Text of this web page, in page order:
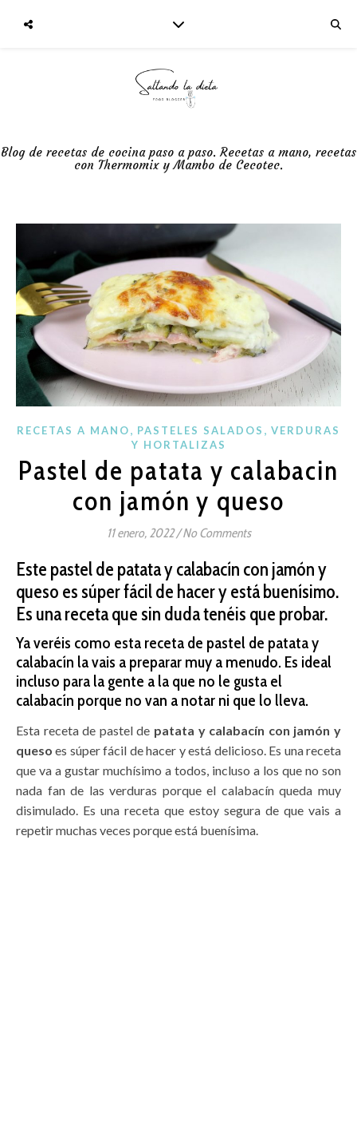
Blog de recetas de cocina paso a paso. Recetas a mano, recetas
con Thermomix y Mambo de Cecotec.
RECETAS A MANO, PASTELES SALADOS , VERDURAS
Y HORTALIZAS
Pastel de patata y calabacin
con jamón y queso
11 enero, 2022/No Comments
Este pastel de patata y calabacín con jamón y
queso es súper fácil de hacer y está buenísimo.
Es una receta que sin duda tenéis que probar.
Ya veréis como esta receta de pastel de patata y
calabacín la vais a preparar muy a menudo. Es ideal
incluso para la gente a la que no le gusta el
calabacín porque no van a notar ni que lo lleva.
Esta receta de pastel de patata y calabacín con jamón y
queso es súper fácil de hacer y está delicioso. Es una receta
que va a gustar muchísimo a todos, incluso a los que no son
nada fan de las verduras porque el calabacín queda muy
disimulado. Es una receta que estoy segura de que vais a
repetir muchas veces porque está buenísima.